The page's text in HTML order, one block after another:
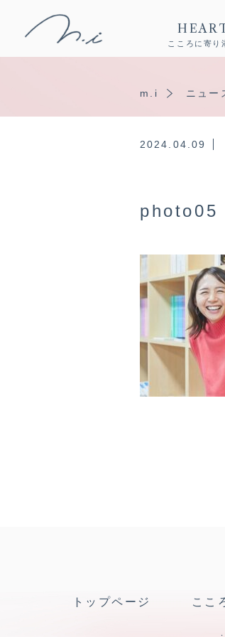
こころに寄り
m.i ニュー
2024.04.09
photo05
トップページ ここ